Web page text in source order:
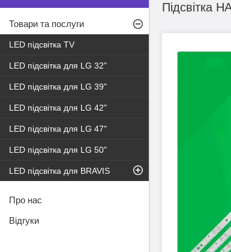
Підсвітка
Товари та послуги
LED підсвітка TV
LED підсвітка для LG 32"
LED підсвітка для LG 39"
LED підсвітка для LG 42"
LED підсвітка для LG 47"
LED підсвітка для LG 50"
LED підсвітка для BRAVIS
Про нас
Відгуки